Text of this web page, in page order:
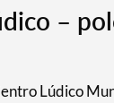
–
Lúdico